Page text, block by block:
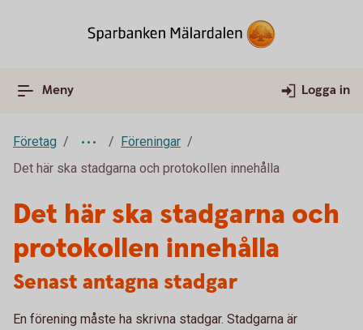
Meny Logga in
Företag
Föreningar
Det här ska stadgarna och protokollen innehålla
Det här ska stadgarna och
protokollen innehålla
Senast antagna stadgar
En förening måste ha skrivna stadgar. Stadgarna är